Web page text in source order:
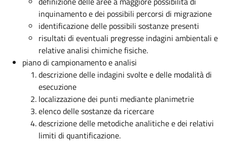
inquinamento e dei possibili percorsi di migrazione
identificazione delle possibili sostanze presenti
risultati di eventuali pregresse indagini ambientali e
relative analisi chimiche fisiche.
piano di campionamento e analisi
descrizione delle indagini svolte e delle modalità di
esecuzione
localizzazione dei punti mediante planimetrie
elenco delle sostanze da ricercare
descrizione delle metodiche analitiche e dei relativi
limiti di quantificazione.